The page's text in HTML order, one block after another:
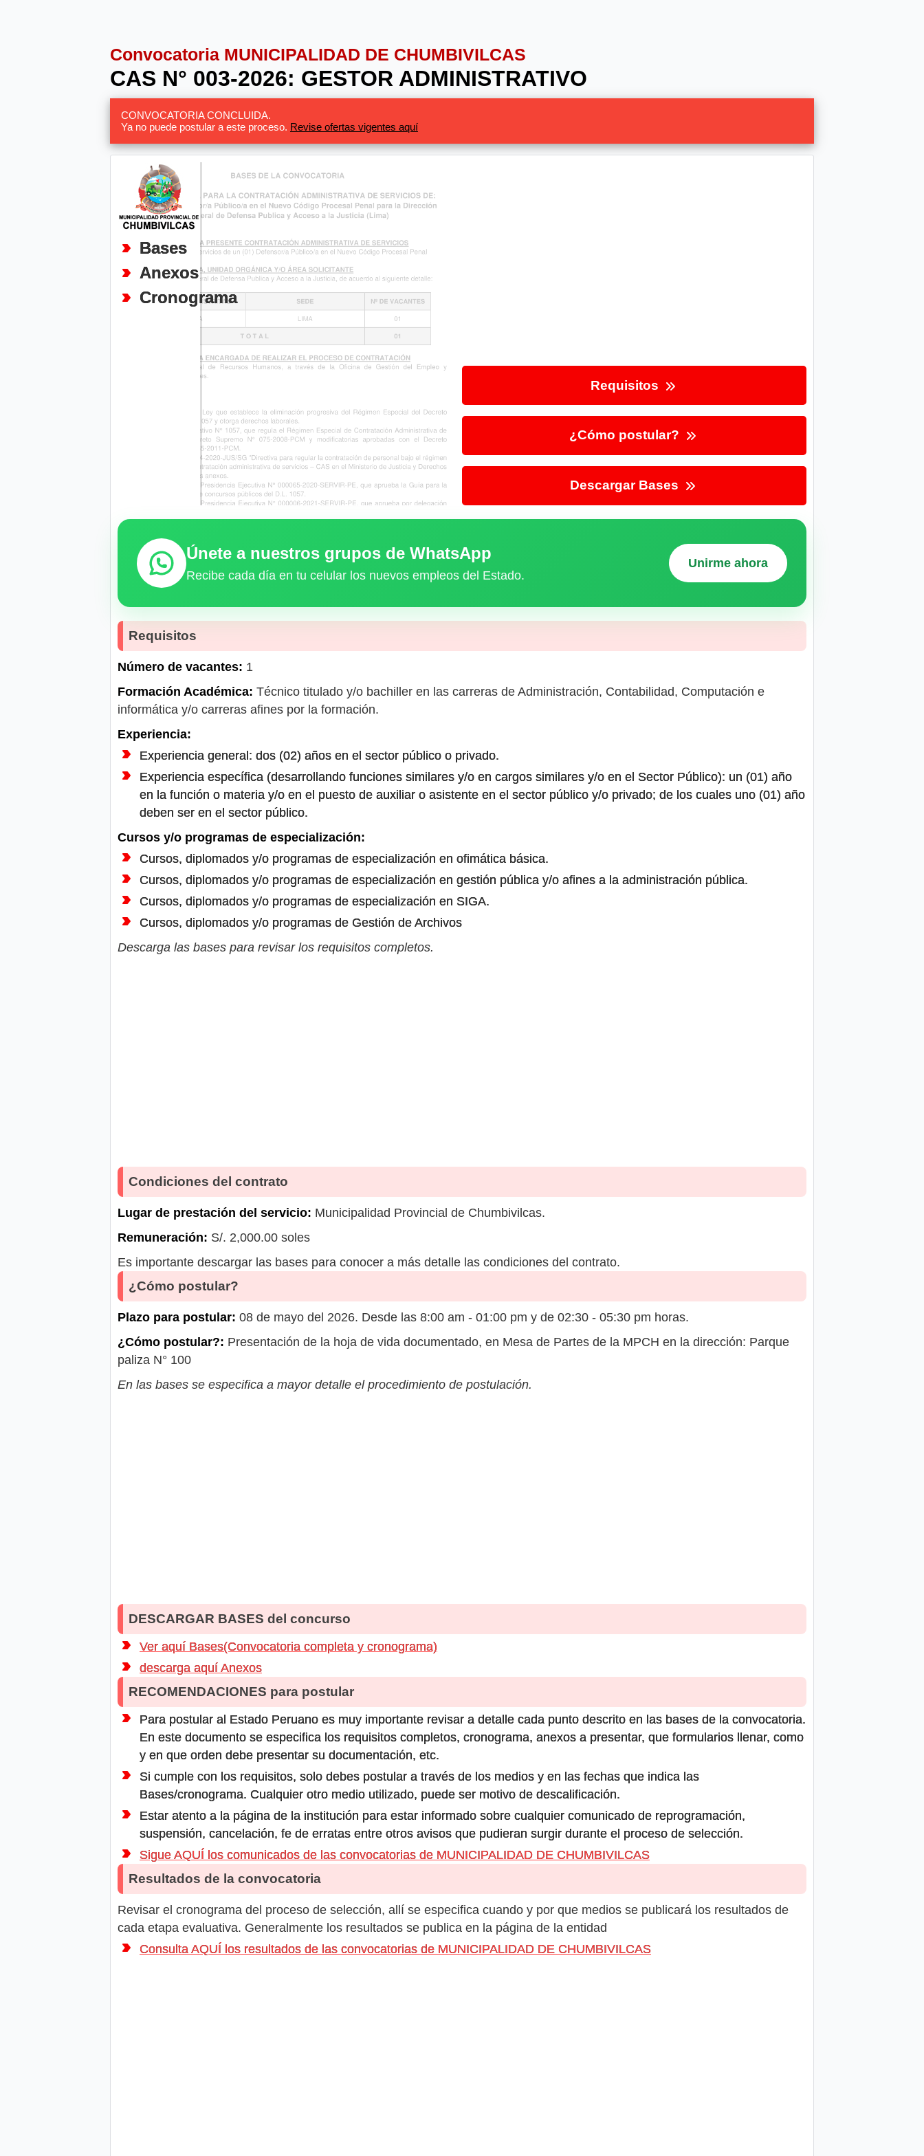
Convocatoria MUNICIPALIDAD DE CHUMBIVILCAS
CAS N° 003-2026: GESTOR ADMINISTRATIVO
CONVOCATORIA CONCLUIDA.
Ya no puede postular a este proceso. Revise ofertas vigentes aquí
Bases
Anexos
Cronograma
Requisitos
¿Cómo postular?
Descargar Bases
Únete a nuestros grupos de WhatsApp
Recibe cada día en tu celular los nuevos empleos del Estado.
Unirme ahora
Requisitos
Número de vacantes: 1
Formación Académica: Técnico titulado y/o bachiller en las carreras de Administración, Contabilidad, Computación e
informática y/o carreras afines por la formación.
Experiencia:
Experiencia general: dos (02) años en el sector público o privado.
Experiencia específica (desarrollando funciones similares y/o en cargos similares y/o en el Sector Público): un (01) año
en la función o materia y/o en el puesto de auxiliar o asistente en el sector público y/o privado; de los cuales uno (01) año
deben ser en el sector público.
Cursos y/o programas de especialización:
Cursos, diplomados y/o programas de especialización en ofimática básica.
Cursos, diplomados y/o programas de especialización en gestión pública y/o afines a la administración pública.
Cursos, diplomados y/o programas de especialización en SIGA.
Cursos, diplomados y/o programas de Gestión de Archivos
Descarga las bases para revisar los requisitos completos.
Condiciones del contrato
Lugar de prestación del servicio: Municipalidad Provincial de Chumbivilcas.
Remuneración: S/. 2,000.00 soles
Es importante descargar las bases para conocer a más detalle las condiciones del contrato.
¿Cómo postular?
Plazo para postular: 08 de mayo del 2026. Desde las 8:00 am - 01:00 pm y de 02:30 - 05:30 pm horas.
¿Cómo postular?: Presentación de la hoja de vida documentado, en Mesa de Partes de la MPCH en la dirección: Parque
paliza N° 100
En las bases se especifica a mayor detalle el procedimiento de postulación.
DESCARGAR BASES del concurso
Ver aquí Bases(Convocatoria completa y cronograma)
descarga aquí Anexos
RECOMENDACIONES para postular
Para postular al Estado Peruano es muy importante revisar a detalle cada punto descrito en las bases de la convocatoria.
En este documento se especifica los requisitos completos, cronograma, anexos a presentar, que formularios llenar, como
y en que orden debe presentar su documentación, etc.
Si cumple con los requisitos, solo debes postular a través de los medios y en las fechas que indica las
Bases/cronograma. Cualquier otro medio utilizado, puede ser motivo de descalificación.
Estar atento a la página de la institución para estar informado sobre cualquier comunicado de reprogramación,
suspensión, cancelación, fe de erratas entre otros avisos que pudieran surgir durante el proceso de selección.
Sigue AQUÍ los comunicados de las convocatorias de MUNICIPALIDAD DE CHUMBIVILCAS
Resultados de la convocatoria
Revisar el cronograma del proceso de selección, allí se especifica cuando y por que medios se publicará los resultados de
cada etapa evaluativa. Generalmente los resultados se publica en la página de la entidad
Consulta AQUÍ los resultados de las convocatorias de MUNICIPALIDAD DE CHUMBIVILCAS